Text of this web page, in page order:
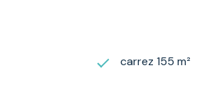
carrez 155 m²